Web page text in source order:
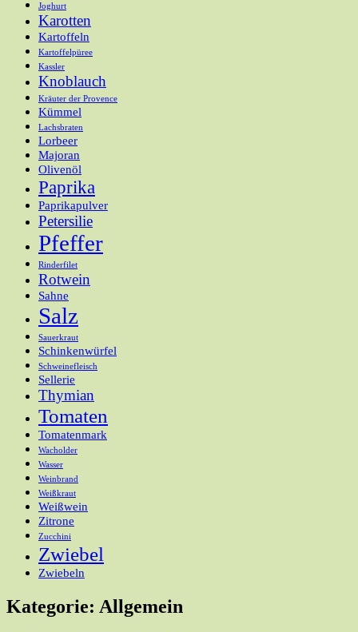
Joghurt
Karotten
Kartoffeln
Kartoffelpüree
Kassler
Knoblauch
Kräuter der Provence
Kümmel
Lachsbraten
Lorbeer
Majoran
Olivenöl
Paprika
Paprikapulver
Petersilie
Pfeffer
Rinderfilet
Rotwein
Sahne
Salz
Sauerkraut
Schinkenwürfel
Schweinefleisch
Sellerie
Thymian
Tomaten
Tomatenmark
Wacholder
Wasser
Weinbrand
Weißkraut
Weißwein
Zitrone
Zucchini
Zwiebel
Zwiebeln
Kategorie: Allgemein